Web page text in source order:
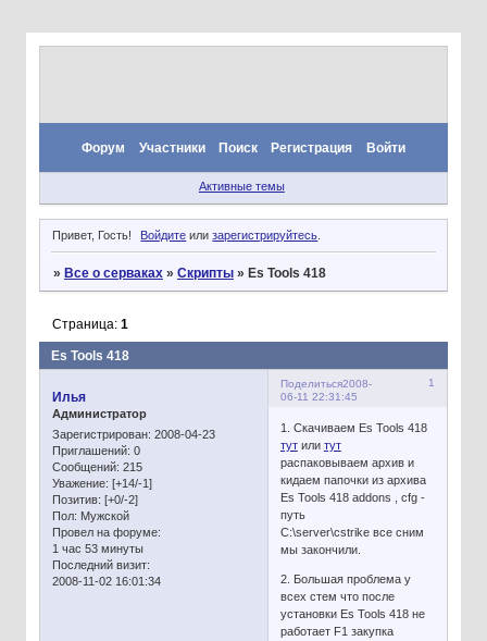
Форум Участники Поиск Регистрация Войти
Активные темы
Привет, Гость! Войдите илизарегистрируйтесь.
» Все о серваках » Скрипты » Es Tools 418
Es Tools 418
Страница: 1
Поделиться 1
2008-
06-11 22:31:45
Илья
Администратор
Зарегистрирован: 2008-04-23
Приглашений: 0
Сообщений: 215
Уважение: [+14/-1]
Позитив: [+0/-2]
Пол: Мужской
Провел на форуме:
1 час 53 минуты
Последний визит:
2008-11-02 16:01:34
1. Скачиваем Es Tools 418
тутили тут
распаковываем архив и
кидаем папочки из архива
Es Tools 418 addons , cfg -
путь
C:\server\cstrike все сним
мы закончили.
2. Большая проблема у
всех стем что после
установки Es Tools 418 не
работает F1 закупка